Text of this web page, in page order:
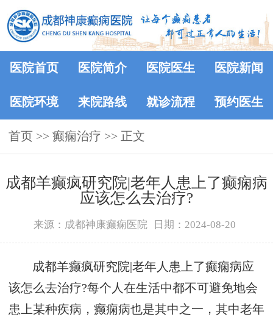
医院首页 医院简介 医院医生 医院新闻
医院环境 来院路线 就诊流程 预约医生
首页 >> 癫痫治疗 >> 正文
成都羊癫疯研究院|老年人患上了癫痫病
应该怎么去治疗?
来源：成都神康癫痫医院 日期：2024-08-20
成都羊癫疯研究院|老年人患上了癫痫病应
该怎么去治疗?每个人在生活中都不可避免地会
患上某种疾病，癫痫病也是其中之一，其中老年